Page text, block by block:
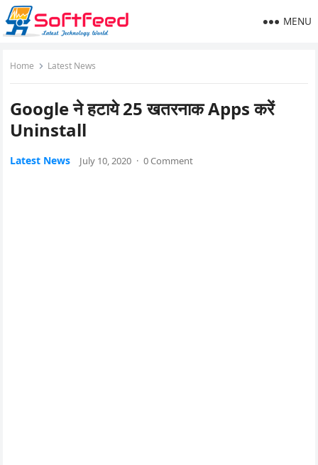
MENU
Home Latest News
Google ने हटाये 25 खतरनाक Apps करें
Uninstall
Latest News July 10, 2020 · 0 Comment